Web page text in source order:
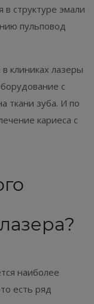
в структуре эмали
пульповод
клиниках лазеры
с
ткани зуба. И по
кариеса с
наиболее
есть ряд